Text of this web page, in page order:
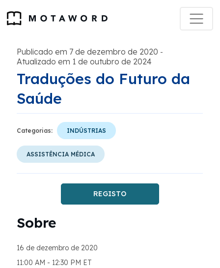
Publicado em 7 de dezembro de 2020 -
Atualizado em 1 de outubro de 2024
Traduções do Futuro da
Saúde
Categorias: INDÚSTRIAS
ASSISTÊNCIA MÉDICA
REGISTO
Sobre
16 de dezembro de 2020
11:00 AM - 12:30 PM ET